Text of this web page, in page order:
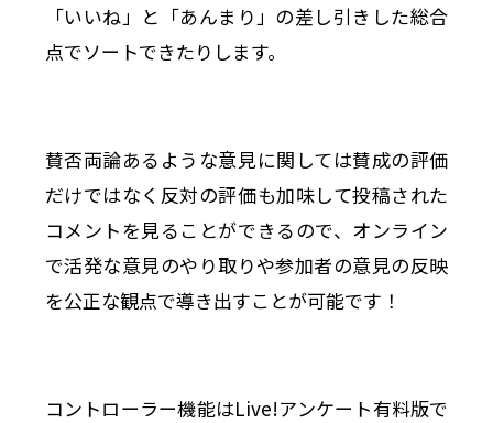
「いいね」と「あんまり」の差し引きした総合
点でソートできたりします。
賛否両論あるような意見に関しては賛成の評価
だけではなく反対の評価も加味して投稿された
コメントを見ることができるので、オンライン
で活発な意見のやり取りや参加者の意見の反映
を公正な観点で導き出すことが可能です！
コントローラー機能はLive!アンケート有料版で